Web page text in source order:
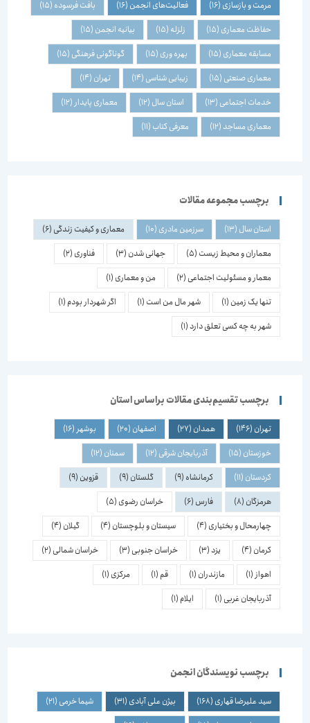
مرمت و بازسازی(16) فعالیت‌های انجمن(16) بافت فرسوده(15)
حفاظت معماری(15) زلزله(15) بیانیه انجمن(15)
مسابقه معماری(15) بهره وری(15) گوناگونی فرهنگی(15)
معماری صنعتی(15) زیبایی شناسی(14) تهران(14)
خدمات اجتماعی(13) استان سال(12) معماری پایدار(12)
معماری مساجد(12) معرفی کتاب(11)
برچسب مجموعه مقالات
استان سال(13) سرزمین مادری(10) معماری و کیفیت زندگی(6)
معماران و محیط زیست(5) جهانی شدن(3) فناوری(2)
معمار و مسئولیت اجتماعی(2) من و معماری(1)
تنها یک زمین(1) شهر مال من است(1) اگر شهردار بودم(1)
شهر به چه کسی تعلق دارد(1)
برچسب تقسیم‌بندی مقالات براساس استان
تهران(146) همدان(27) اصفهان(20) بوشهر(16)
خوزستان(15) آذربایجان شرقی(12) سمنان(12)
کردستان(11) کرمانشاه(9) گلستان(9) قزوین(9)
هرمزگان(8) فارس(6) خراسان رضوی(5)
چهارمحال و بختیاری(4) سیستان و بلوچستان(4) گیلان(4)
کرمان(4)
(3) خراسان جنوبی(3) خراسان شمالی(2)
اهواز(1) مازندران(1)
(1) مرکزی(1)
آذربایجان غربی(1) ایلام(1)
برچسب نویسندگان انجمن
سید علیرضا قهاری(168) بیژن علی آبادی(31) شیما خرمی(21)